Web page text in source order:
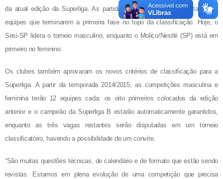
da atual edição da Superliga. As partidas serão realizadas no estado das
equipes que terminarem a primeira fase no topo da classificação. Hoje, o
Sesi-SP lidera o torneio masculino, enquanto o Molico/Nestlé (SP) está em
primeiro no feminino.
Os clubes também aprovaram os novos critérios de classificação para a
Superliga. A partir da temporada 2014/2015, as competições masculina e
feminina terão 12 equipes cada: os oito primeiros colocados da edição
anterior e o campeão da Superliga B estarão automaticamente garantidos,
enquanto as três vagas restantes serão disputadas em um torneio
classificatório, havendo a possibilidade de um convite.
“São muitas questões técnicas, de calendário e de formato que estão sendo
revistas. Estamos em plena evolução de uma competição que precisa